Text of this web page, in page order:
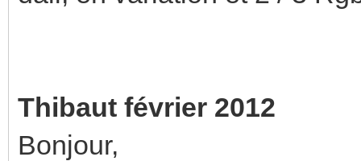
Thibaut février 2012
Bonjour,